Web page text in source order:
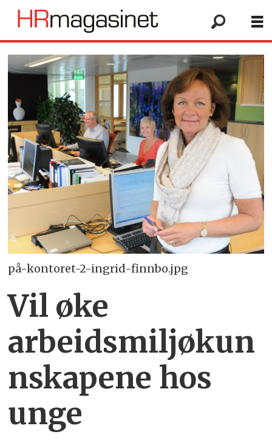
på-kontoret-2-ingrid-finnbo.jpg
Vil øke
arbeidsmiljøkun
nskapene hos
unge